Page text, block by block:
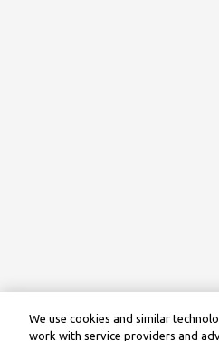
We use cookies and similar
work with service providers and